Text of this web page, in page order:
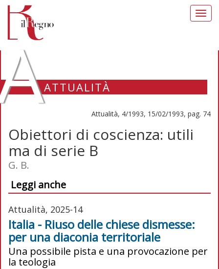
ATTUALITÀ
Attualità, 4/1993, 15/02/1993, pag. 74
Obiettori di coscienza: utili
ma di serie B
G. B.
Leggi anche
Attualità, 2025-14
Italia - Riuso delle chiese dismesse:
per una diaconia territoriale
Una possibile pista e una provocazione per
la teologia